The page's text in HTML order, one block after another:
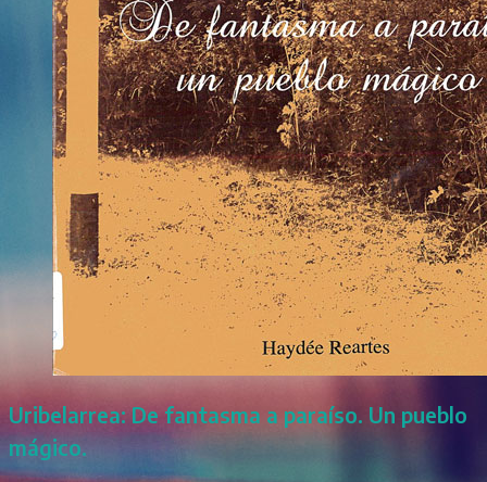
Uribelarrea: De fantasma a paraíso. Un pueblo
mágico.